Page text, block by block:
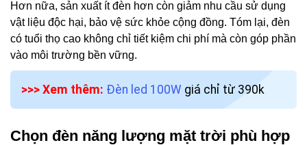
Hơn nữa, sản xuất ít đèn hơn còn giảm nhu cầu sử dụng
vật liệu độc hại, bảo vệ sức khỏe cộng đồng. Tóm lại, đèn
có tuổi thọ cao không chỉ tiết kiệm chi phí mà còn góp phần
vào môi trường bền vững.
>>> Xem thêm: Đèn led 100W giá chỉ từ 390k
Chọn đèn năng lượng mặt trời phù hợp